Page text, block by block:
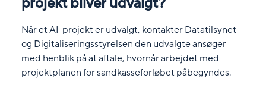
Når et AI-projekt er udvalgt, kontakter Datatilsynet
og Digitaliseringsstyrelsen den udvalgte ansøger
med henblik på at aftale, hvornår arbejdet med
projektplanen for sandkasseforløbet påbegyndes.